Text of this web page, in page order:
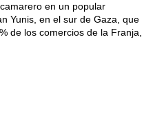
en un popular
Yunis, en el sur de Gaza, que
de los comercios de la Franja,